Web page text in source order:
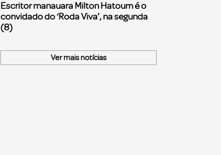
Escritor manauara Milton Hatoum é o
convidado do ‘Roda Viva’, na segunda
(8)
Ver mais notícias